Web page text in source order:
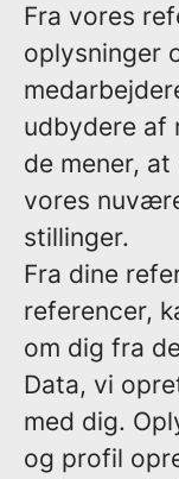
Fra vores
oplysninger
udbydere af
de mener,
vores
stillinger.
Fra dine
referencer,
om dig fra
Data, vi
med dig.
og profil